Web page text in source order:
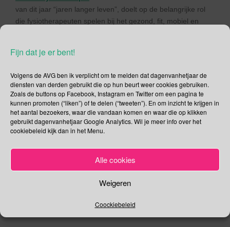
Fijn dat je er bent!
Volgens de AVG ben ik verplicht om te melden dat dagenvanhetjaar de
diensten van derden gebruikt die op hun beurt weer cookies gebruiken.
Zoals de buttons op Facebook, Instagram en Twitter om een pagina te
kunnen promoten (“liken”) of te delen (“tweeten”). En om inzicht te krijgen in
het aantal bezoekers, waar die vandaan komen en waar die op klikken
gebruikt dagenvanhetjaar Google Analytics. Wil je meer info over het
cookiebeleid kijk dan in het Menu.
Alle cookies
Weigeren
Coockiebeleid
van dit jaar “jaren langer leven”, doelt op de belangrijke rol
die fysiotherapeuten spelen bij het gezond, fit, mobiel en
Dag van de Fysiotherapeut
van de Fysiotherapeut, een dag bedoeld voor de zzp’er
fysiotherapeut of in loondienst werkende peut of student
fysiotherapie.
Deel dit bericht
c
tt Gelijke Beloning Rechtspraak